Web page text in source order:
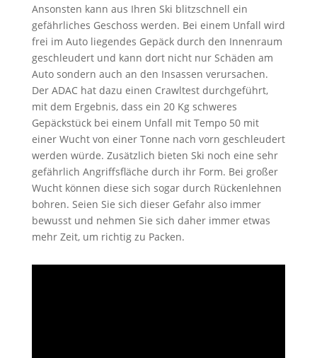
Ansonsten kann aus Ihren Ski blitzschnell ein
gefährliches Geschoss werden. Bei einem Unfall wird
frei im Auto liegendes Gepäck durch den Innenraum
geschleudert und kann dort nicht nur Schäden am
Auto sondern auch an den Insassen verursachen.
Der ADAC hat dazu einen Crawltest durchgeführt,
mit dem Ergebnis, dass ein 20 Kg schweres
Gepäckstück bei einem Unfall mit Tempo 50 mit
einer Wucht von einer Tonne nach vorn geschleudert
werden würde. Zusätzlich bieten Ski noch eine sehr
gefährlich Angriffsfläche durch ihr Form. Bei großer
Wucht können diese sich sogar durch Rückenlehnen
bohren. Seien Sie sich dieser Gefahr also immer
bewusst und nehmen Sie sich daher immer etwas
mehr Zeit, um richtig zu Packen.